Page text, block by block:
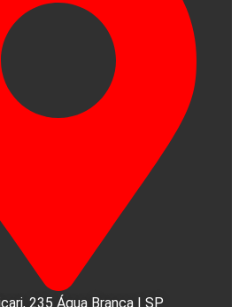
235 Água Branca | SP